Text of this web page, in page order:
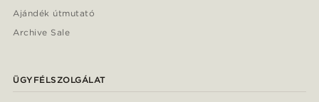
Ajándék útmutató
Archive Sale
ÜGYFÉLSZOLGÁLAT